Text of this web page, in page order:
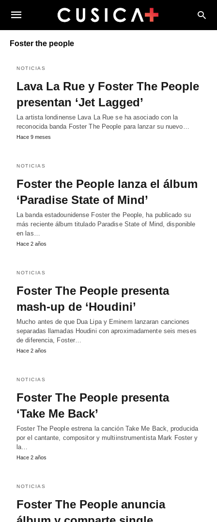
Foster the people
NOTICIAS
Lava La Rue y Foster The People
presentan ‘Jet Lagged’
La artista londinense Lava La Rue se ha asociado con la
reconocida banda Foster The People para lanzar su nuevo…
Hace 9 meses
NOTICIAS
Foster the People lanza el álbum
‘Paradise State of Mind’
La banda estadounidense Foster the People, ha publicado su
más reciente álbum titulado Paradise State of Mind, disponible
en las…
Hace 2 años
NOTICIAS
Foster The People presenta
mash-up de ‘Houdini’
Mucho antes de que Dua Lipa y Eminem lanzaran canciones
separadas llamadas Houdini con aproximadamente seis meses
de diferencia, Foster…
Hace 2 años
NOTICIAS
Foster The People presenta
‘Take Me Back’
Foster The People estrena la canción Take Me Back, producida
por el cantante, compositor y multiinstrumentista Mark Foster y
la…
Hace 2 años
NOTICIAS
Foster The People anuncia